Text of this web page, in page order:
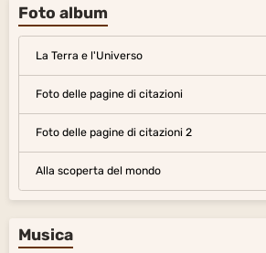
Foto album
La Terra e l'Universo
Foto delle pagine di citazioni
Foto delle pagine di citazioni 2
Alla scoperta del mondo
Musica